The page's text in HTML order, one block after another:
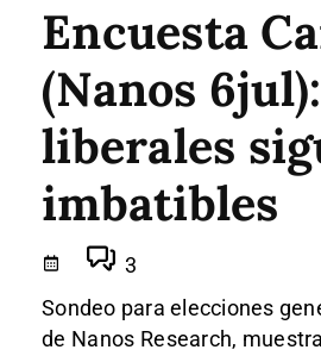
Encuesta
(Nanos
liberales
imbatibles
3
Sondeo para elecciones
de Nanos Research,